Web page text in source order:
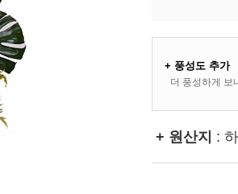
+ 풍성도 추가
더 풍성하게 보
+ 원산지 :